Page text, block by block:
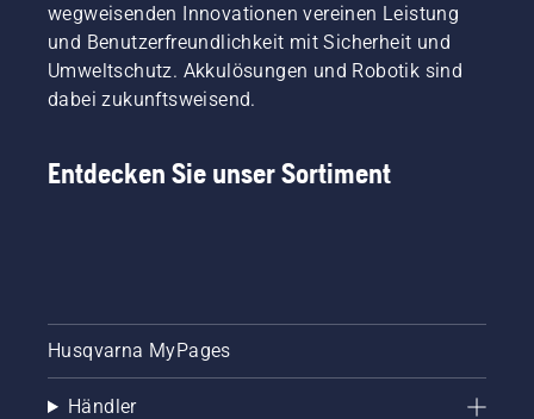
wegweisenden Innovationen vereinen Leistung
und Benutzerfreundlichkeit mit Sicherheit und
Umweltschutz. Akkulösungen und Robotik sind
dabei zukunftsweisend.
Entdecken Sie unser Sortiment
Husqvarna MyPages
Händler